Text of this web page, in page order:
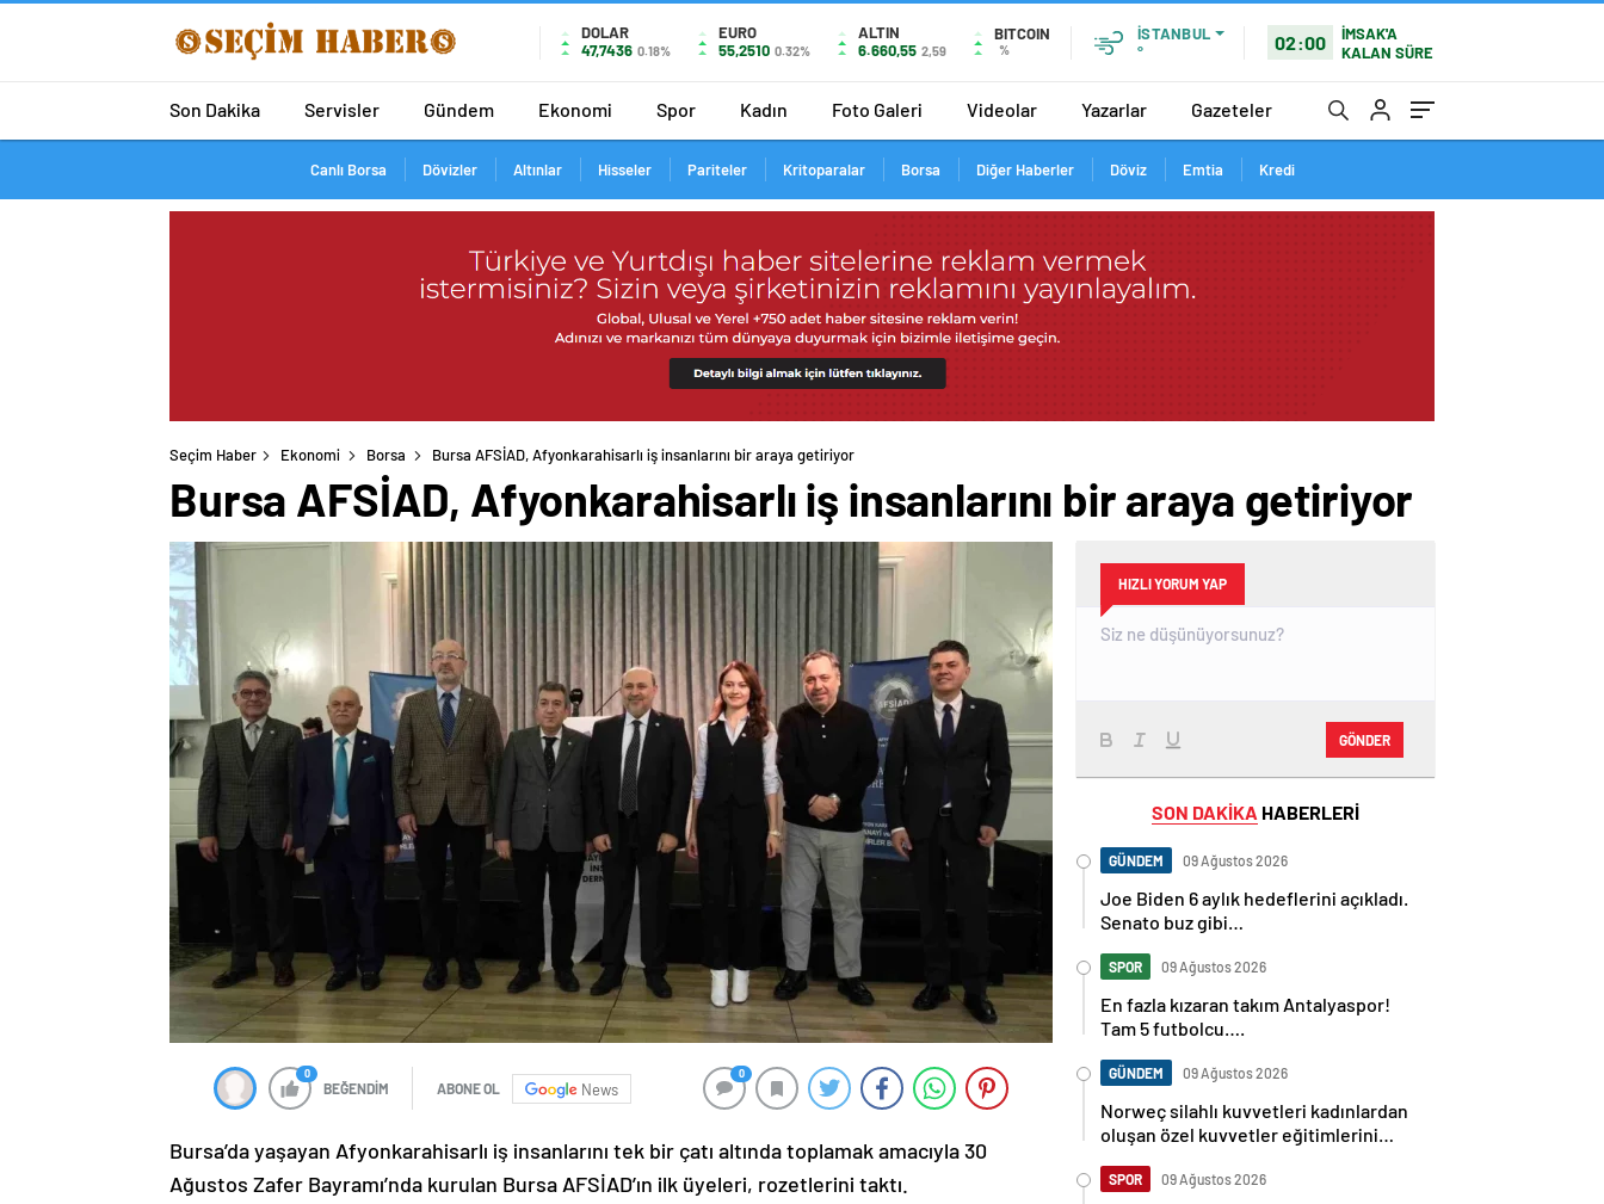
DOLAR
47,7436 0.18%
EURO
55,2510 0.32%
ALTIN
6.660,55 2,59
BITCOIN
%
İSTANBUL
°
02:00
İMSAK'A
KALAN SÜRE
Son Dakika Servisler Gündem Ekonomi Spor Kadın Foto Galeri Videolar Yazarlar Gazeteler
Canlı Borsa Dövizler Altınlar Hisseler Pariteler Kritoparalar Borsa Diğer Haberler Döviz Emtia Kredi
Seçim Haber Ekonomi Borsa Bursa AFSİAD, Afyonkarahisarlı iş insanlarını bir araya getiriyor
Bursa AFSİAD, Afyonkarahisarlı iş insanlarını bir araya getiriyor
0
BEĞENDİM ABONE OL News
0
Bursa’da yaşayan Afyonkarahisarlı iş insanlarını tek bir çatı altında toplamak amacıyla 30
Ağustos Zafer Bayramı’nda kurulan Bursa AFSİAD’ın ilk üyeleri, rozetlerini taktı.
HIZLI YORUM YAP
GÖNDER
SON DAKİKA HABERLERİ
GÜNDEM 09 Ağustos 2026
Joe Biden 6 aylık hedeflerini açıkladı.
Senato buz gibi…
SPOR 09 Ağustos 2026
En fazla kızaran takım Antalyaspor!
Tam 5 futbolcu….
GÜNDEM 09 Ağustos 2026
Norweç silahlı kuvvetleri kadınlardan
oluşan özel kuvvetler eğitimlerini
SPOR 09 Ağustos 2026